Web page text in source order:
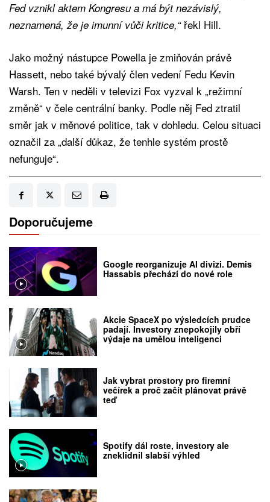
Fed vznikl aktem Kongresu a má být nezávislý,
neznamená, že je imunní vůči kritice,“řekl Hill.
Jako možný nástupce Powella je zmiňován právě
Hassett, nebo také bývalý člen vedení Fedu Kevin
Warsh. Ten v neděli v televizi Fox vyzval k „režimní
změně“ v čele centrální banky. Podle něj Fed ztratil
směr jak v měnové politice, tak v dohledu. Celou situaci
označil za „další důkaz, že tenhle systém prostě
nefunguje“.
Doporučujeme
Google reorganizuje AI divizi. Demis
Hassabis přechází do nové role
Akcie SpaceX po výsledcích prudce
padají. Investory znepokojily obří
výdaje na umělou inteligenci
Jak vybrat prostory pro firemní
večírek a proč začít plánovat právě
teď
Spotify dál roste, investory ale
zneklidnil slabší výhled